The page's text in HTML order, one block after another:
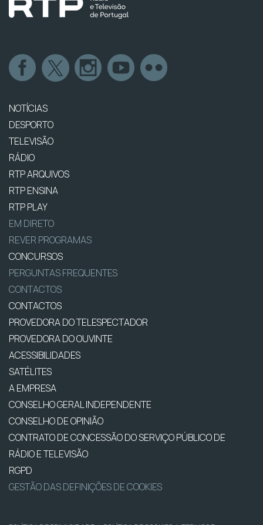
NOTÍCIAS
DESPORTO
TELEVISÃO
RÁDIO
RTP ARQUIVOS
RTP ENSINA
RTP PLAY
EM DIRETO
REVER PROGRAMAS
CONCURSOS
PERGUNTAS FREQUENTES
CONTACTOS
CONTACTOS
PROVEDORA DO TELESPECTADOR
PROVEDORA DO OUVINTE
ACESSIBILIDADES
SATÉLITES
A EMPRESA
CONSELHO GERAL INDEPENDENTE
CONSELHO DE OPINIÃO
CONTRATO DE CONCESSÃO DO SERVIÇO PÚBLICO DE
RÁDIO E TELEVISÃO
RGPD
GESTÃO DAS DEFINIÇÕES DE COOKIES